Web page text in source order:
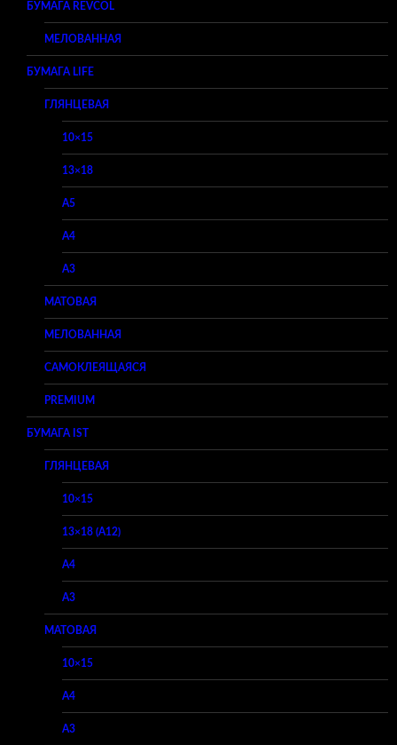
БУМАГА REVCOL
МЕЛОВАННАЯ
БУМАГА LIFE
ГЛЯНЦЕВАЯ
10×15
13×18
A5
A4
A3
МАТОВАЯ
МЕЛОВАННАЯ
САМОКЛЕЯЩАЯСЯ
PREMIUM
БУМАГА IST
ГЛЯНЦЕВАЯ
10×15
13×18 (A12)
A4
A3
МАТОВАЯ
10×15
A4
A3